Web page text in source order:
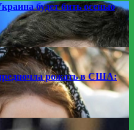
будет бить осенью
рожать в США: